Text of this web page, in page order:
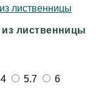
лиственницы
5.7
6